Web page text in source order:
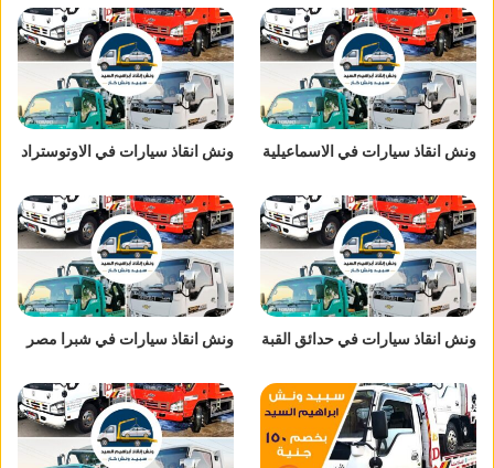
ونش انقاذ سيارات في الاسماعيلية ونش انقاذ سيارات في الاوتوستراد
ونش انقاذ سيارات في حدائق القبة ونش انقاذ سيارات في شبرا مصر